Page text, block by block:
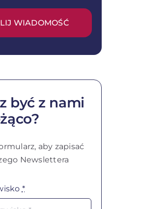
WIADOMOŚĆ
być z nami
aby zapisać
Newslettera
*